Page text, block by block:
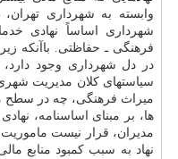
وابسته به شهرداری
شهرداری اساساً نهادی
فرهنگی ـ حفاظتی. باآنکه
در دل شهرداری وجود دارد،
سیاستهای کلان مدیریت
میراث فرهنگی، چه در سطح
ها، بر مبنای اساسنامه،
مدیران، قرار نیست ماموریت
نهاد به سبب کمبود منابع